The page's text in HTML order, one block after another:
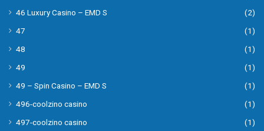
46 Luxury Casino – EMD S
(2)
47
(1)
48
(1)
49
(1)
49 – Spin Casino – EMD S
(1)
496-coolzino casino
(1)
497-coolzino casino
(1)